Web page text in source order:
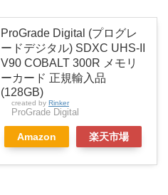
ProGrade Digital (プログレ
ードデジタル) SDXC UHS-II
V90 COBALT 300R メモリ
ーカード 正規輸入品
(128GB)
created by Rinker
ProGrade Digital
Amazon 楽天市場